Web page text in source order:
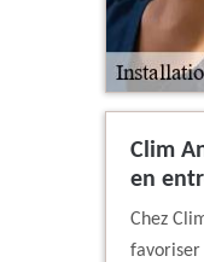
Clim
en
Chez
favoriser